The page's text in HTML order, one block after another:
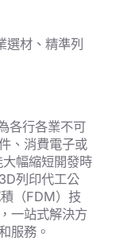
材、精準列
各行各業不可
、消費電子或
幅縮短開發時
列印代工公
（FDM）技
一站式解決方
服務。